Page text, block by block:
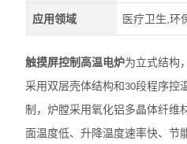
应用领域 医疗卫生,环
触摸屏控制高温电炉为立式结构
采用双层壳体结构和 30段程序控
制，炉膛采用氧化铝多晶体纤维
面温度低、升降温度速率快、节